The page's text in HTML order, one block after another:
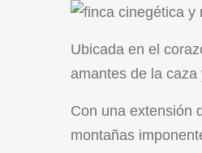
Ubicada en el
amantes de la caza
Con una extensión
montañas